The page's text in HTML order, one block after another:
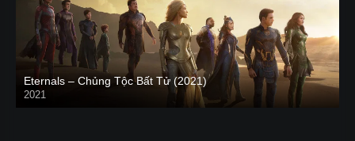
Eternals – Chủng Tộc Bất Tử (2021)
2021
Trailer